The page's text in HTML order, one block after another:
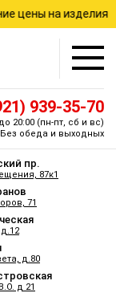
на изделия
пр.
87к1
71
д.80
д 21
939-35-70
20:00 (пн-пт, сб и вс)
Без обеда и выходных